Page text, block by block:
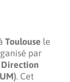
Toulouse le
par
Direction
. Cet